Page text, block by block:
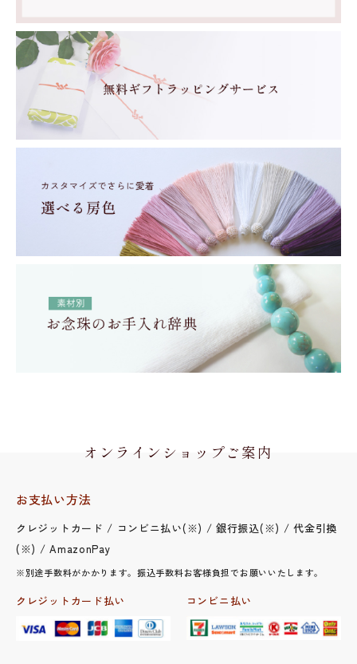
オンラインショップご案内
お支払い方法
クレジットカード / コンビニ払い(※) / 銀行振込(※) / 代金引換
(※) / AmazonPay
※別途手数料がかかります。振込手数料お客様負担でお願いいたします。
クレジットカード払い コンビニ払い